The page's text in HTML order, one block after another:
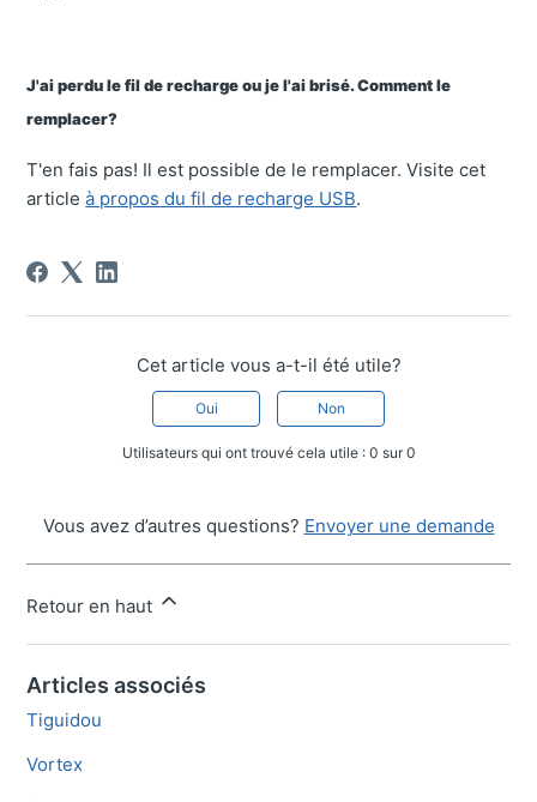
J'ai perdu le fil de recharge ou je l'ai brisé. Comment le
remplacer?
T'en fais pas! Il est possible de le remplacer. Visite cet
articleà propos du fil de recharge USB.
Cet article vous a-t-il été utile?
Oui Non
Utilisateurs qui ont trouvé cela utile : 0 sur 0
Vous avez d’autres questions? Envoyer une demande
Retour en haut
Articles associés
Tiguidou
Vortex